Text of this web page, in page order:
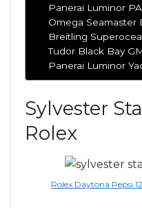
Panerai Luminor
Omega Seamaster
Breitling
Tudor Black Bay
Panerai Luminor
Sylvester
Rolex
Rolex Daytona Pepsi